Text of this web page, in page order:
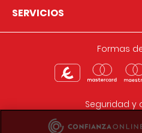
SERVICIOS
Formas
Seguridad y